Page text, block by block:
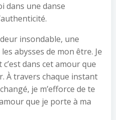
dans une danse
insondable, une
abysses de mon être. Je
c’est dans cet amour que
À travers chaque instant
je m’efforce de te
que je porte à ma